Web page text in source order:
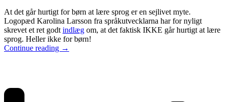
At det går hurtigt for børn at lære sprog er en sejlivet myte.
Logopæd Karolina Larsson fra språkutvecklarna har for nyligt
skrevet et ret godt indlæg om, at det faktisk IKKE går hurtigt at lære
sprog. Heller ikke for børn!
Continue reading →